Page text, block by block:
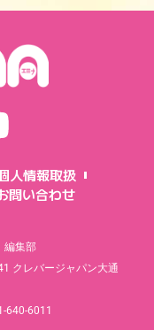
人情報取扱
問い合わせ
編集部
クレバージャパン大通
640-6011